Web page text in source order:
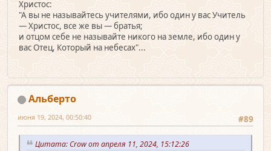
Христос:
"А вы не называйтесь учителями, ибо один у вас Учитель
— Христос, все же вы — братья;
и отцом себе не называйте никого на земле, ибо один у
вас Отец, Который на небесах"...
Альберто
#89
июня 19, 2024, 00:50:40
Цитата: Crow от апреля 11, 2024, 15:12:26